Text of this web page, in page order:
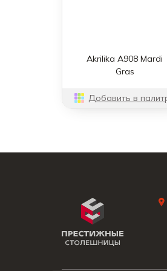
Akrilika A908 Mardi
Gras
Добавить в